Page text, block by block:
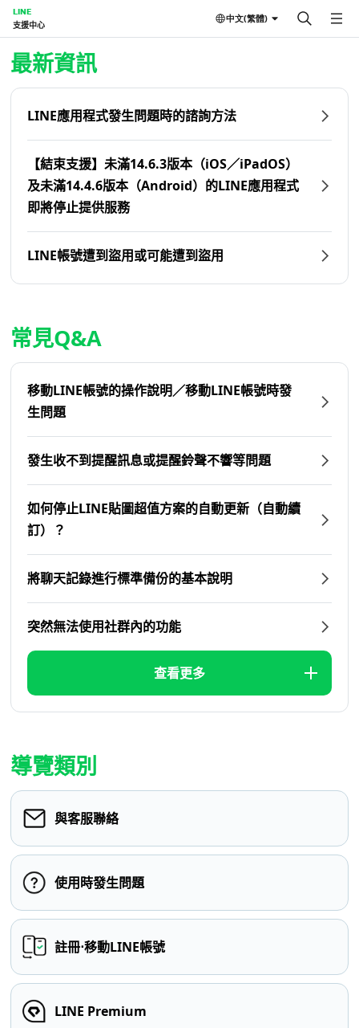
LINE
支援中心
中文(繁體)
首頁 | LINE支援中心
最新資訊
LINE應用程式發生問題時的諮詢方法
【結束支援】未滿14.6.3版本（iOS／iPadOS）
及未滿14.4.6版本（Android）的LINE應用程式
即將停止提供服務
LINE帳號遭到盜用或可能遭到盜用
常見Q&A
移動LINE帳號的操作說明／移動LINE帳號時發
生問題
發生收不到提醒訊息或提醒鈴聲不響等問題
如何停止LINE貼圖超值方案的自動更新（自動續
訂）？
將聊天記錄進行標準備份的基本說明
突然無法使用社群內的功能
查看更多
導覽類別
與客服聯絡
使用時發生問題
註冊⋅移動LINE帳號
LINE Premium